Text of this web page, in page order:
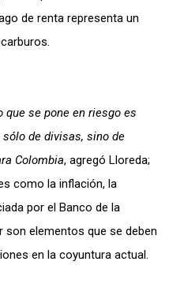
de renta representa un
que se pone en riesgo es
de divisas, sino de
Colombia, agregó Lloreda;
como la inflación, la
por el Banco de la
son elementos que se deben
en la coyuntura actual.